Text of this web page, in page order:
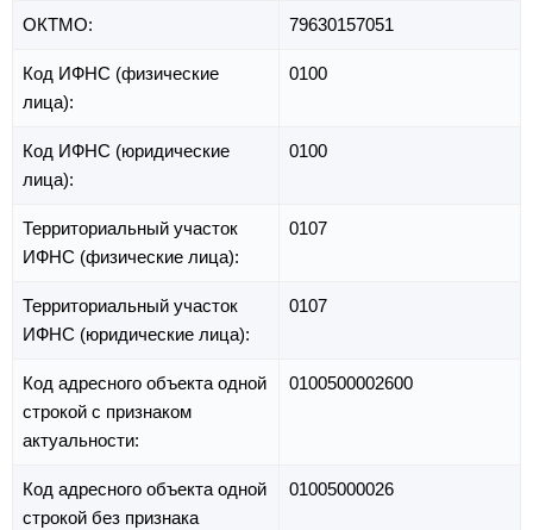
ОКТМО: 79630157051
Код ИФНС (физические
лица):
0100
Код ИФНС (юридические
лица):
0100
Территориальный участок
ИФНС (физические лица):
0107
Территориальный участок
ИФНС (юридические лица):
0107
Код адресного объекта одной
строкой с признаком
актуальности:
0100500002600
Код адресного объекта одной
строкой без признака
01005000026